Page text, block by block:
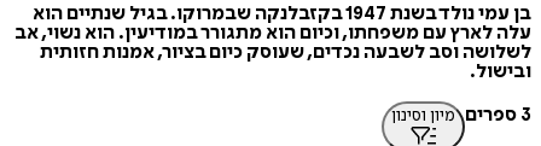
בן עמי נולד בשנת 1947 בקזבלנקה שבמרוקו. בגיל שנתיים הוא
עלה לארץ עם משפחתו, וכיום הוא מתגורר במודיעין. הוא נשוי, אב
לשלושה וסב לשבעה נכדים, שעוסק כיום בציור, אמנות חזותית
ובישול.
3 ספרים
מיון וסינון